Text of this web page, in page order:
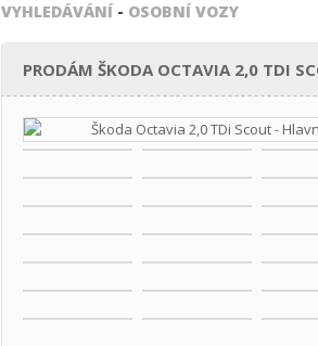
VYHLEDÁVÁNÍ - OSOBNÍ VOZY
PRODÁM ŠKODA OCTAVIA 2,0 TDI